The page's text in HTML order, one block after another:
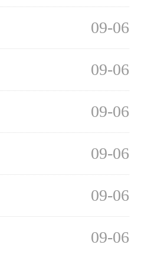
09-06
09-06
09-06
09-06
09-06
09-06